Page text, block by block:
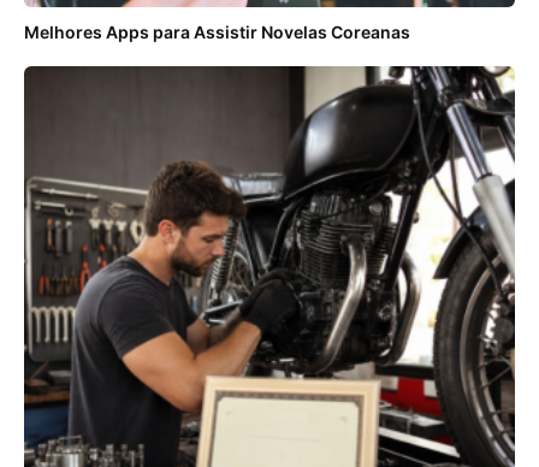
Melhores Apps para Assistir Novelas Coreanas